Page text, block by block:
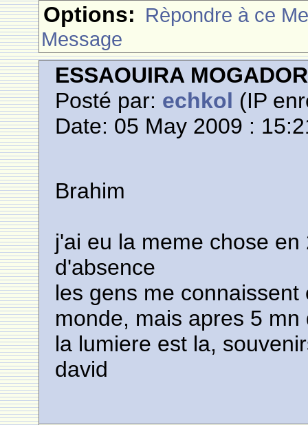
Options: Rèpondre à ce
Message
ESSAOUIRA MOGADOR
Posté par: echkol (IP
Date: 05 May 2009 :
Brahim
j'ai eu la meme chose
d'absence
les gens me
monde, mais apres 5 mn
la lumiere est la,
david